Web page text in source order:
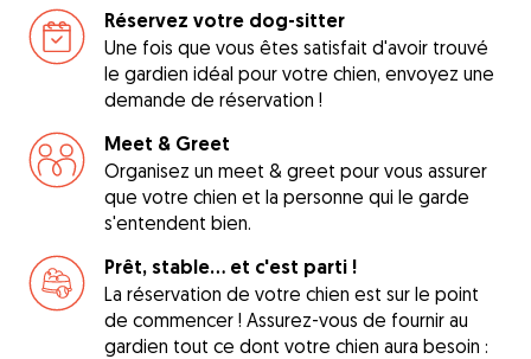
Réservez votre dog-sitter
Une fois que vous êtes satisfait d'avoir trouvé
le gardien idéal pour votre chien, envoyez une
demande de réservation !
Meet & Greet
Organisez un meet & greet pour vous assurer
que votre chien et la personne qui le garde
s'entendent bien.
Prêt, stable... et c'est parti !
La réservation de votre chien est sur le point
de commencer ! Assurez-vous de fournir au
gardien tout ce dont votre chien aura besoin :